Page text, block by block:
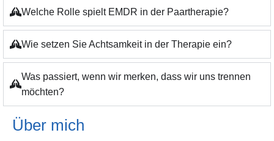
Welche Rolle spielt EMDR in der Paartherapie?
Wie setzen Sie Achtsamkeit in der Therapie ein?
Was passiert, wenn wir merken, dass wir uns trennen
möchten?
Über mich